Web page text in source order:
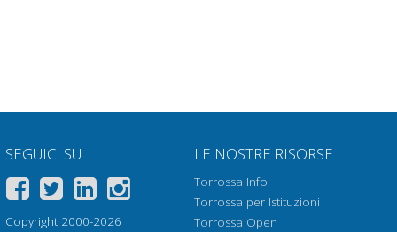
SEGUICI SU
Copyright 2000-2026
LE NOSTRE RISORSE
Torrossa Info
Torrossa per Istituzioni
Torrossa Open